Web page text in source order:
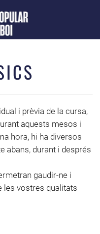
i prèvia de la cursa,
aquests mesos i
hora, hi ha diversos
abans, durant i després
gaudir-ne i
les vostres qualitats